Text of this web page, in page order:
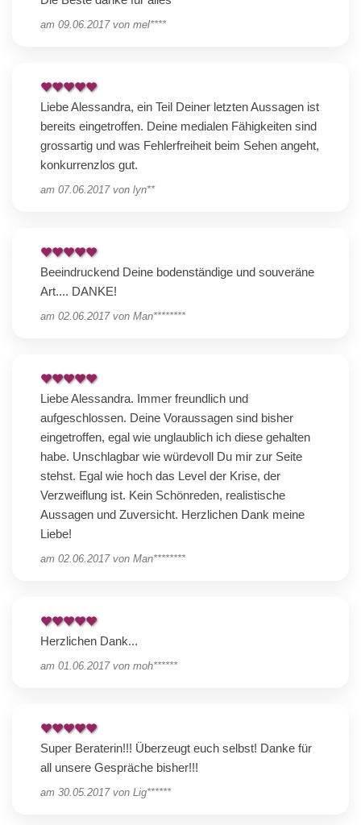
am 09.06.2017 von mel****
Liebe Alessandra, ein Teil Deiner letzten Aussagen ist
bereits eingetroffen. Deine medialen Fähigkeiten sind
grossartig und was Fehlerfreiheit beim Sehen angeht,
konkurrenzlos gut.
am 07.06.2017 von lyn**
Beeindruckend Deine bodenständige und souveräne
Art.... DANKE!
am 02.06.2017 von Man********
Liebe Alessandra. Immer freundlich und
aufgeschlossen. Deine Voraussagen sind bisher
eingetroffen, egal wie unglaublich ich diese gehalten
habe. Unschlagbar wie würdevoll Du mir zur Seite
stehst. Egal wie hoch das Level der Krise, der
Verzweiflung ist. Kein Schönreden, realistische
Aussagen und Zuversicht. Herzlichen Dank meine
Liebe!
am 02.06.2017 von Man********
Herzlichen Dank...
am 01.06.2017 von moh******
Super Beraterin!!! Überzeugt euch selbst! Danke für
all unsere Gespräche bisher!!!
am 30.05.2017 von Lig******